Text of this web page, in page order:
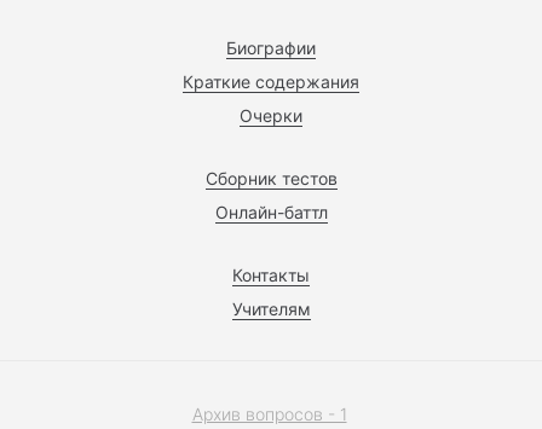
Биографии
Краткие содержания
Очерки
Сборник тестов
Онлайн-баттл
Контакты
Учителям
Архив вопросов - 1